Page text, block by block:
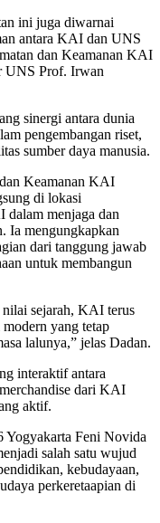
ini juga diwarnai
antara KAI dan UNS
dan Keamanan KAI
UNS Prof. Irwan
sinergi antara dunia
pengembangan riset,
sumber daya manusia.
Keamanan KAI
di lokasi
dalam menjaga dan
Ia mengungkapkan
dari tanggung jawab
untuk membangun
sejarah, KAI terus
yang tetap
lalunya,” jelas Dadan.
interaktif antara
dari KAI
aktif.
Yogyakarta Feni Novida
salah satu wujud
kebudayaan,
perkeretaapian di